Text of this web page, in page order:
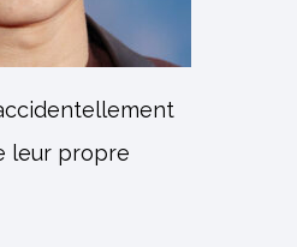
leur propre